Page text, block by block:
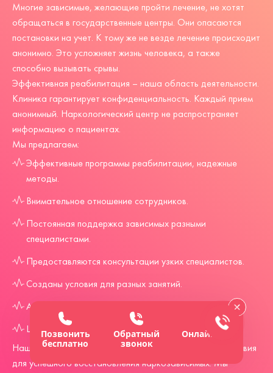
Многие зависимые, желающие пройти лечение, не хотят
обращаться в государственные центры. Они опасаются
постановки на учет. К тому же не везде лечение происходит
анонимно. Это усложняет жизнь человека, а также
способно вызывать срывы.
Эффективная реабилитация – наша область деятельности.
Клиника гарантирует конфиденциальность. Каждый прием
анонимный. Наркологический центр не распространяет
информацию о пациентах.
Мы предлагаем:
Эффективные программы реабилитации, надежные
методы.
Внимательное отношение сотрудников.
Постоянная поддержка зависимых разными
специалистами.
Предоставляются консультации узких специалистов.
Созданы условия для разных занятий.
Анонимное нахождение в клинике.
Цена на каждую услугу доступная.
Наш частный реабилитационный центр создал все условия
для успешного восстановления наркозависимых. Мы
Позвонить
бесплатно
Обратный
звонок
Онлайн-чат